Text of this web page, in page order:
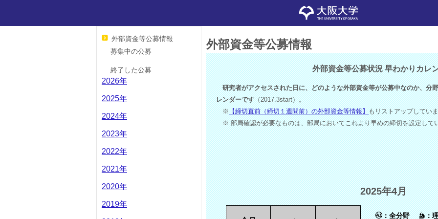
外部資金等公募情報
募集中の公募
終了した公募
2026年
2025年
2024年
2023年
2022年
2021年
2020年
2019年
外部資金等公募情報
外部資金等公募状況 早わかりカレ
研究者がアクセスされた日に、どのような外部資金等が公募中なのか、分
レンダーです（2017.3start）。
※【締切直前（締切１週間前）の外部資金等情報】もリストアップしてい
※ 部局確認が必要なものは、部局においてこれより早めの締切を設定して
2025年4月
：全分野
：